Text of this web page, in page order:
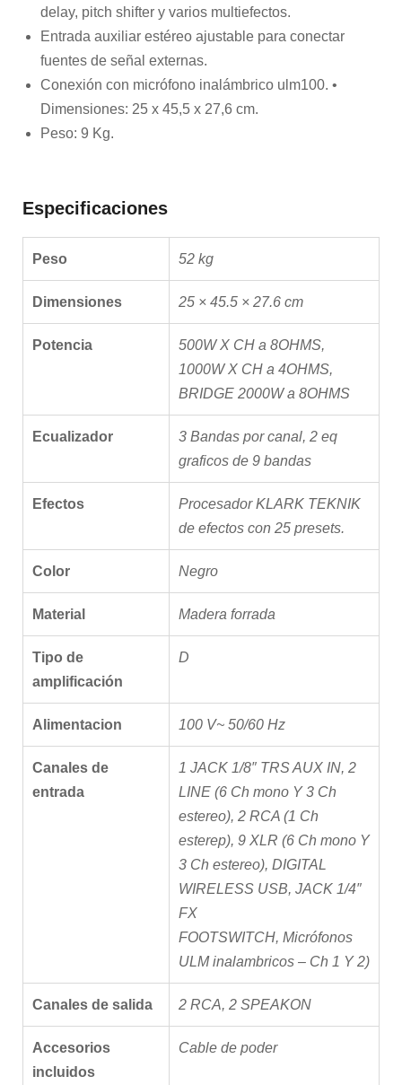
delay, pitch shifter y varios multiefectos.
Entrada auxiliar estéreo ajustable para conectar
fuentes de señal externas.
Conexión con micrófono inalámbrico ulm100. •
Dimensiones: 25 x 45,5 x 27,6 cm.
Peso: 9 Kg.
Especificaciones
Peso 52 kg
Dimensiones 25 × 45.5 × 27.6 cm
Potencia
500W X CH a 8OHMS,
1000W X CH a 4OHMS,
BRIDGE 2000W a 8OHMS
Ecualizador
3 Bandas por canal, 2 eq
graficos de 9 bandas
Efectos
Procesador KLARK TEKNIK
de efectos con 25 presets.
Color Negro
Material Madera forrada
Tipo de
amplificación
D
Alimentacion 100 V~ 50/60 Hz
Canales de
entrada
1 JACK 1/8″ TRS AUX IN, 2
LINE (6 Ch mono Y 3 Ch
estereo), 2 RCA (1 Ch
esterep), 9 XLR (6 Ch mono Y
3 Ch estereo), DIGITAL
WIRELESS USB, JACK 1/4″
FX
FOOTSWITCH, Micrófonos
ULM inalambricos – Ch 1 Y 2)
Canales de salida 2 RCA, 2 SPEAKON
Accesorios
incluidos
Cable de poder